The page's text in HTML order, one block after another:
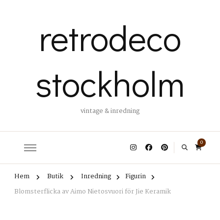
retrodeco
stockholm
vintage & inredning
0
Hem Butik Inredning
Figurin
Blomsterflicka av Aimo Nietosvuori för Jie Keramik